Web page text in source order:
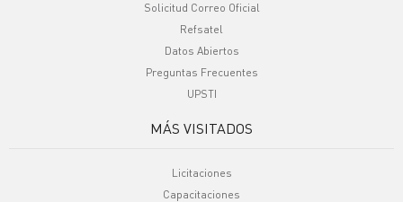
Solicitud Correo Oficial
Refsatel
Datos Abiertos
Preguntas Frecuentes
UPSTI
MÁS VISITADOS
Licitaciones
Capacitaciones